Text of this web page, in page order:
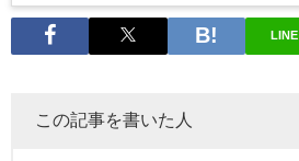
LINE
この記事を書いた人